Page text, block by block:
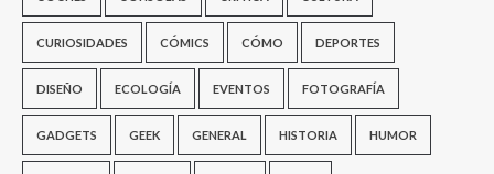
CURIOSIDADES CÓMICS CÓMO DEPORTES
DISEÑO ECOLOGÍA EVENTOS FOTOGRAFÍA
GADGETS GEEK GENERAL HISTORIA HUMOR